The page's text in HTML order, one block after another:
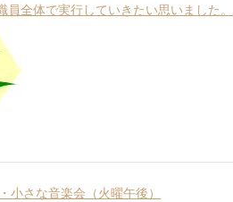
員全体で実行していきたい思いました。
小さな音楽会（火曜午後）